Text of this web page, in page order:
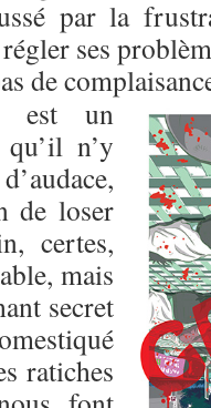
par la
ses
de
est un
n’y
de loser
certes,
mais
secret
ratiches